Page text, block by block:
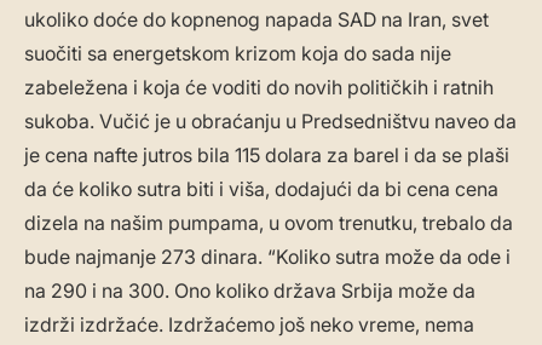
ukoliko doće do kopnenog napada SAD na Iran, svet
suočiti sa energetskom krizom koja do sada nije
zabeležena i koja će voditi do novih političkih i ratnih
sukoba. Vučić je u obraćanju u Predsedništvu naveo da
je cena nafte jutros bila 115 dolara za barel i da se plaši
da će koliko sutra biti i viša, dodajući da bi cena cena
dizela na našim pumpama, u ovom trenutku, trebalo da
bude najmanje 273 dinara. “Koliko sutra može da ode i
na 290 i na 300. Ono koliko država Srbija može da
izdrži izdržaće. Izdržaćemo još neko vreme, nema